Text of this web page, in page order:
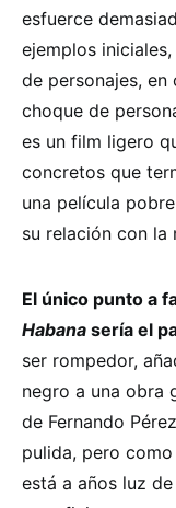
esfuerce
ejemplos
de personajes,
choque de
es un film ligero
concretos que
una película
su relación con la
El único punto a
Habana sería el
ser rompedor,
negro a una obra
de Fernando
pulida, pero
está a años luz